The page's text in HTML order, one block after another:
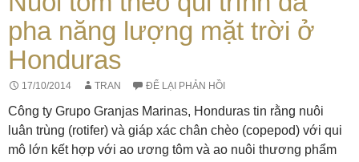
pha năng lượng mặt trời ở
Honduras
17/10/2014 TRAN ĐỂ LẠI PHẢN HỒI
Công ty Grupo Granjas Marinas, Honduras tin rằng nuôi
luân trùng (rotifer) và giáp xác chân chèo (copepod) với qui
mô lớn kết hợp với ao ương tôm và ao nuôi thương phẩm